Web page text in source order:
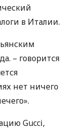
в Италии.
– говорится
нет ничего
Gucci,